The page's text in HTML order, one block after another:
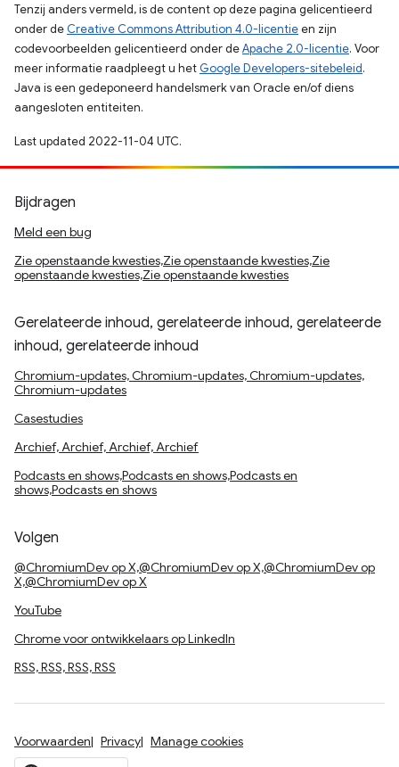
Tenzij anders vermeld, is de content op deze pagina gelicentieerd
onder de Creative Commons Attribution 4.0-licentieen zijn
codevoorbeelden gelicentieerd onder deApache 2.0-licentie. Voor
meer informatie raadpleegt u het Google Developers-sitebeleid.
Java is een gedeponeerd handelsmerk van Oracle en/of diens
aangesloten entiteiten.
Last updated 2022-11-04 UTC.
Bijdragen
Meld een bug
Zie openstaande kwesties,Zie openstaande kwesties,Zie
openstaande kwesties,Zie openstaande kwesties
Gerelateerde inhoud, gerelateerde inhoud, gerelateerde
inhoud, gerelateerde inhoud
Chromium-updates, Chromium-updates, Chromium-updates,
Chromium-updates
Casestudies
Archief, Archief, Archief, Archief
Podcasts en shows,Podcasts en shows,Podcasts en
shows,Podcasts en shows
Volgen
@ChromiumDev op X,@ChromiumDev op X,@ChromiumDev op
X,@ChromiumDev op X
YouTube
Chrome voor ontwikkelaars op LinkedIn
RSS, RSS, RSS, RSS
Voorwaarden Privacy Manage cookies